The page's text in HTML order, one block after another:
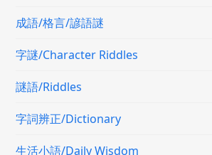
成語/格言/諺語謎
字謎/Character Riddles
謎語/Riddles
字詞辨正/Dictionary
生活小語/Daily Wisdom